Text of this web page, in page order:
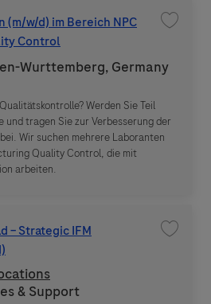
w/d) im Bereich NPC
Control
Wurttemberg, Germany
Werden Sie Teil
und tragen Sie zur Verbesserung der
Wir suchen mehrere Laboranten
Quality Control, die mit
arbeiten.
Save
– Strategic IFM
& Support
Save